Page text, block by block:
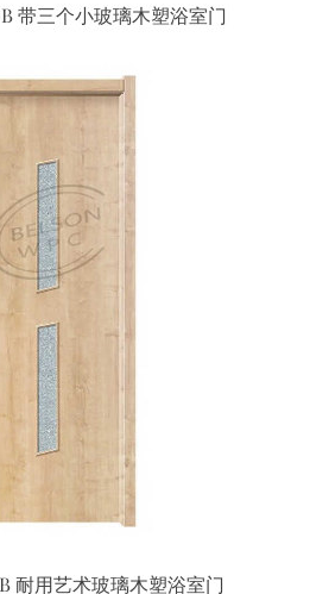
带三个小玻璃木塑浴室门
耐用艺术玻璃木塑浴室门